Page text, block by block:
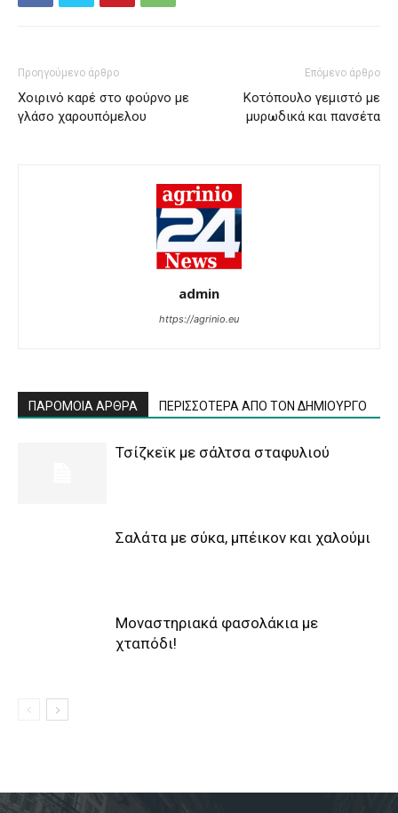
Προηγούμενο άρθρο
Χοιρινό καρέ στο φούρνο με
γλάσο χαρουπόμελου
Επόμενο άρθρο
Κοτόπουλο γεμιστό με
μυρωδικά και πανσέτα
admin
https://agrinio.eu
ΠΑΡΟΜΟΙΑ ΑΡΘΡΑ ΠΕΡΙΣΣΟΤΕΡΑ ΑΠΟ ΤΟΝ ΔΗΜΙΟΥΡΓΟ
Τσίζκεϊκ με σάλτσα σταφυλιού
Σαλάτα με σύκα, μπέικον και χαλούμι
Μοναστηριακά φασολάκια με
χταπόδι!